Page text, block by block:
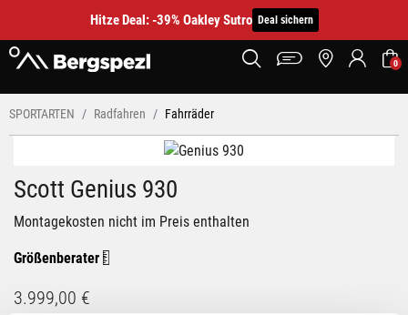
Hitze Deal: -39% Oakley Sutro Deal sichern
0
SPORTARTEN Radfahren Fahrräder
Scott Genius 930
Montagekosten nicht im Preis enthalten
Größenberater
3.999,00 €